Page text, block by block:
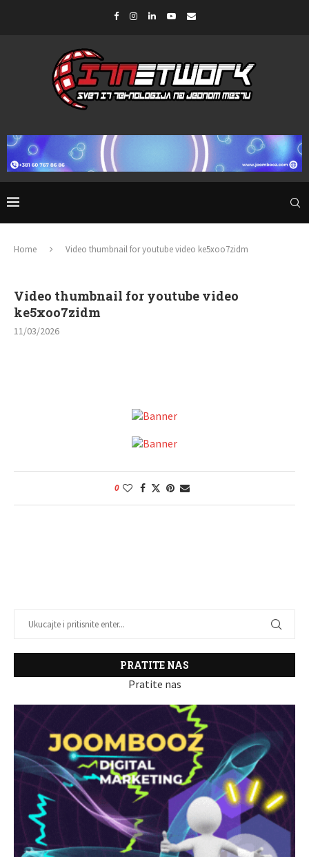
Home Video thumbnail for youtube video ke5xoo7zidm
Video thumbnail for youtube video
ke5xoo7zidm
11/03/2026
0
PRATITE NAS
Pratite nas